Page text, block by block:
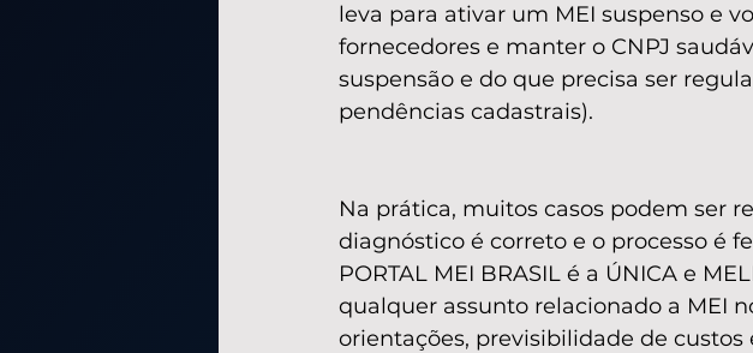
leva para ativar um MEI suspenso e
fornecedores e manter o CNPJ
suspensão e do que precisa ser
pendências cadastrais).
Na prática, muitos casos podem ser
diagnóstico é correto e o processo é
PORTAL MEI BRASIL é a ÚNICA e
qualquer assunto relacionado a MEI
orientações, previsibilidade de